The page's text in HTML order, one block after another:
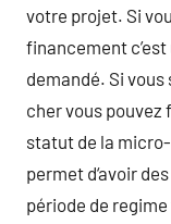
votre projet. Si
financement
demandé. Si
cher vous pouvez
statut de la
permet d‘avoir
période de